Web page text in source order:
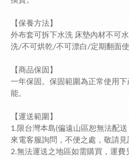
【保養方法】
外布套可拆下水洗 床墊內材不可
洗/不可烘乾/不可漂白/定期翻面使
【商品保固】
一年保固。保固範圍為正常使用
能。
【運送範圍】
1.限台灣本島(偏遠山區恕無法配
來電客服詢問，不便之處，敬請見
2.無法運送之地區如需購買，運費